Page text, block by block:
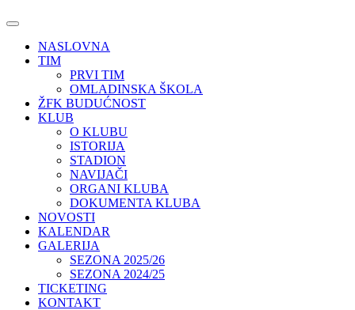
NASLOVNA
TIM
PRVI TIM
OMLADINSKA ŠKOLA
ŽFK BUDUĆNOST
KLUB
O KLUBU
ISTORIJA
STADION
NAVIJAČI
ORGANI KLUBA
DOKUMENTA KLUBA
NOVOSTI
KALENDAR
GALERIJA
SEZONA 2025/26
SEZONA 2024/25
TICKETING
KONTAKT